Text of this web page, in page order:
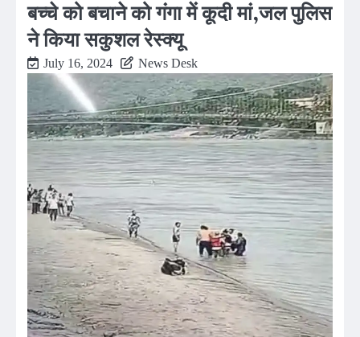
बच्चे को बचाने को गंगा में कूदी मां,जल पुलिस
ने किया सकुशल रेस्क्यू
July 16, 2024 News Desk